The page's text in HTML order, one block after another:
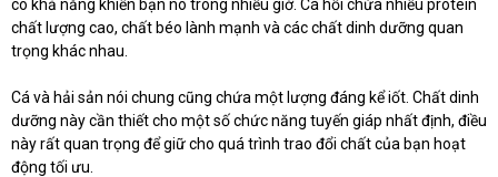
có khả năng khiến bạn no trong nhiều giờ. Cá hồi chứa nhiều protein
chất lượng cao, chất béo lành mạnh và các chất dinh dưỡng quan
trọng khác nhau.
Cá và hải sản nói chung cũng chứa một lượng đáng kể iốt. Chất dinh
dưỡng này cần thiết cho một số chức năng tuyến giáp nhất định, điều
này rất quan trọng để giữ cho quá trình trao đổi chất của bạn hoạt
động tối ưu.